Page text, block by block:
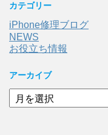
カテゴリー
iPhone修理ブログ
NEWS
お役立ち情報
アーカイブ
ア
ー